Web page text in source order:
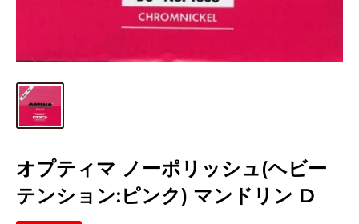
オプティマ ノーポリッシュ(ヘビー
テンション:ピンク) マンドリン D